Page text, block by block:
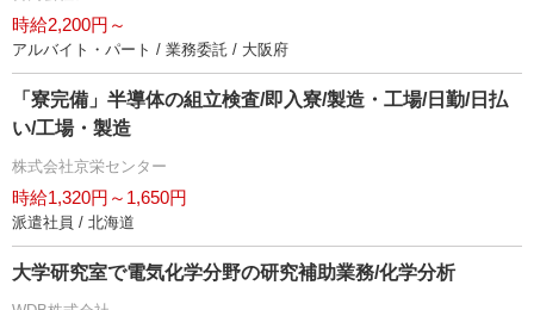
時給2,200円～
アルバイト・パート / 業務委託 / 大阪府
「寮完備」半導体の組立検査/即入寮/製造・工場/日勤/日払
い/工場・製造
株式会社京栄センター
時給1,320円～1,650円
派遣社員 / 北海道
大学研究室で電気化学分野の研究補助業務/化学分析